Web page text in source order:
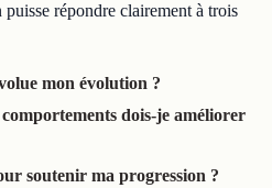
répondre clairement à trois
mon évolution ?
comportements dois-je améliorer
soutenir ma progression ?